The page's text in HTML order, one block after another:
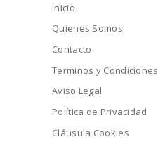
Inicio
Quienes Somos
Contacto
Terminos y Condiciones
Aviso Legal
Política de Privacidad
Cláusula Cookies